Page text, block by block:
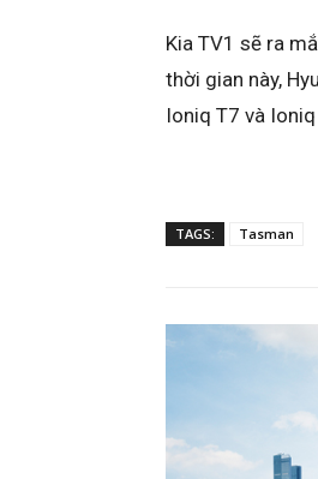
Kia TV1 sẽ ra
thời gian này,
Ioniq T7 và
TAGS: Tasman